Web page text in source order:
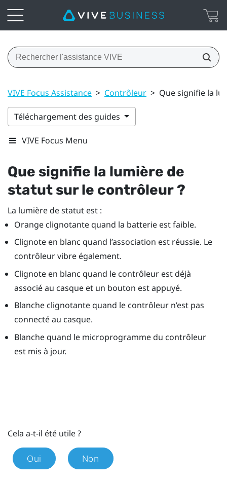
VIVE Focus Assistance > Contrôleur > Que signifie la
Téléchargement des guides
VIVE Focus Menu
Que signifie la lumière de
statut sur le contrôleur ?
La lumière de statut est :
Orange clignotante quand la batterie est faible.
Clignote en blanc quand l’association est réussie. Le
contrôleur vibre également.
Clignote en blanc quand le contrôleur est déjà
associé au casque et un bouton est appuyé.
Blanche clignotante quand le contrôleur n’est pas
connecté au casque.
Blanche quand le microprogramme du contrôleur
est mis à jour.
Cela a-t-il été utile ?
Oui Non